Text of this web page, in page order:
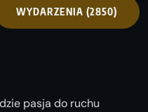
WYDARZENIA (2850)
pasja do ruchu